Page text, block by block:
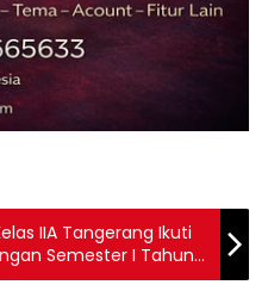
IIA Tangerang Ikuti
Semester I Tahun
dan